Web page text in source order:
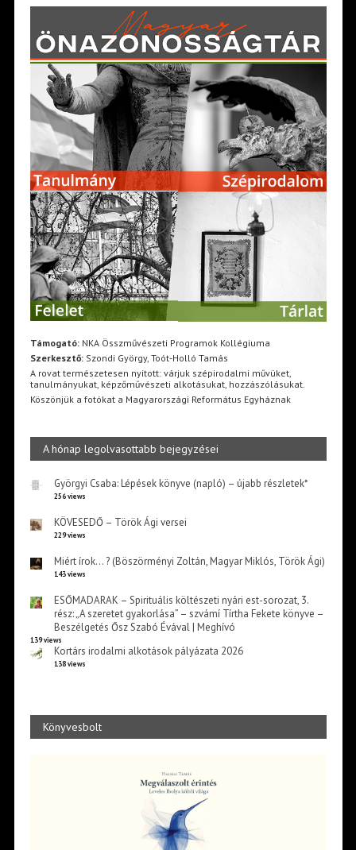
Támogató:NKA Összművészeti Programok Kollégiuma
Szerkesztő:Szondi György, Toót-Holló Tamás
A rovat természetesen nyitott: várjuk szépirodalmi művüket,
tanulmányukat, képzőművészeti alkotásukat, hozzászólásukat.
Köszönjük a fotókat a Magyarországi Református Egyháznak
A hónap legolvasottabb bejegyzései
Györgyi Csaba: Lépések könyve (napló) – újabb részletek*
256 views
KÖVESEDŐ – Török Ági versei
229 views
Miért írok… ? (Böszörményi Zoltán, Magyar Miklós, Török Ági)
143 views
ESŐMADARAK – Spirituális költészeti nyári est-sorozat, 3.
rész: „A szeretet gyakorlása” – szvámí Tírtha Fekete könyve –
Beszélgetés Ősz Szabó Évával | Meghívó
139 views
Kortárs irodalmi alkotások pályázata 2026
138 views
Könyvesbolt